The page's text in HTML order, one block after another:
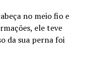
no meio fio e
ele teve
da sua perna foi